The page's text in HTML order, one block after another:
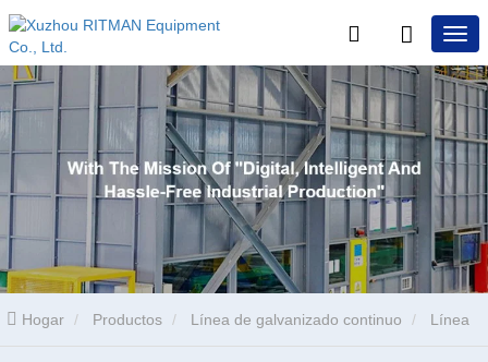
Hogar Productos Línea de galvanizado continuo